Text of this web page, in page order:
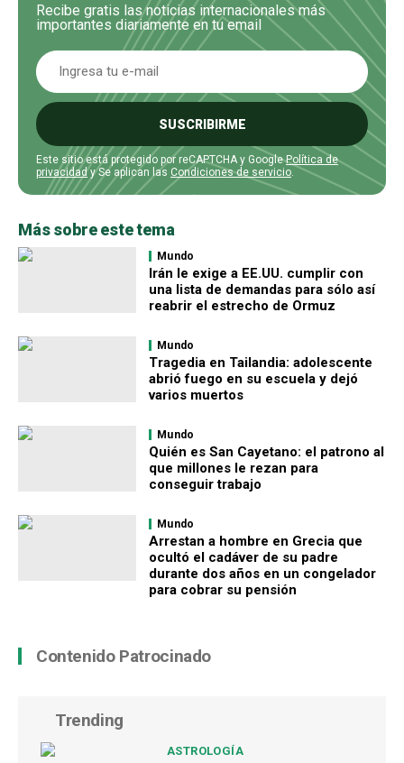
Recibe gratis las noticias internacionales más
importantes diariamente en tu email
SUSCRIBIRME
Este sitio está protegido por reCAPTCHA y GooglePolítica de
privacidady Se aplican las Condiciones de servicio.
Más sobre este tema
Mundo
Irán le exige a EE.UU. cumplir con
una lista de demandas para sólo así
reabrir el estrecho de Ormuz
Mundo
Tragedia en Tailandia: adolescente
abrió fuego en su escuela y dejó
varios muertos
Mundo
Quién es San Cayetano: el patrono al
que millones le rezan para
conseguir trabajo
Mundo
Arrestan a hombre en Grecia que
ocultó el cadáver de su padre
durante dos años en un congelador
para cobrar su pensión
Contenido Patrocinado
Trending
ASTROLOGÍA